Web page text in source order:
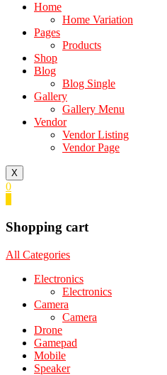
Home
Home Variation
Pages
Products
Shop
Blog
Blog Single
Gallery
Gallery Menu
Vendor
Vendor Listing
Vendor Page
X
0
Shopping cart
All Categories
Electronics
Electronics
Camera
Camera
Drone
Gamepad
Mobile
Speaker